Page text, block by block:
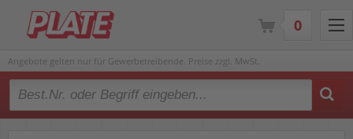
Angebote gelten nur für Gewerbetreibende. Preise zzgl. MwSt.
Type 2 or more characters for results.
0